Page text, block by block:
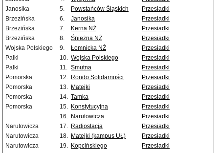
Janosika
5. Powstańców Śląskich
Przesiadki
Brzezińska
6. Janosika
Przesiadki
Brzezińska
7. Kerna NŻ
Przesiadki
Brzezińska
8. Śnieżna NŻ
Przesiadki
Wojska Polskiego
9. Łomnicka NŻ
Przesiadki
Palki
10. Wojska Polskiego
Przesiadki
Palki
11. Smutna
Przesiadki
Pomorska
12. Rondo Solidarności
Przesiadki
Pomorska
13. Matejki
Przesiadki
Pomorska
14. Tamka
Przesiadki
Pomorska
15. Konstytucyjna
Przesiadki
16. Narutowicza
Przesiadki
Narutowicza
17. Radiostacja
Przesiadki
Narutowicza
18. Matejki (kampus UŁ)
Przesiadki
Narutowicza
19. Kopcińskiego
Przesiadki